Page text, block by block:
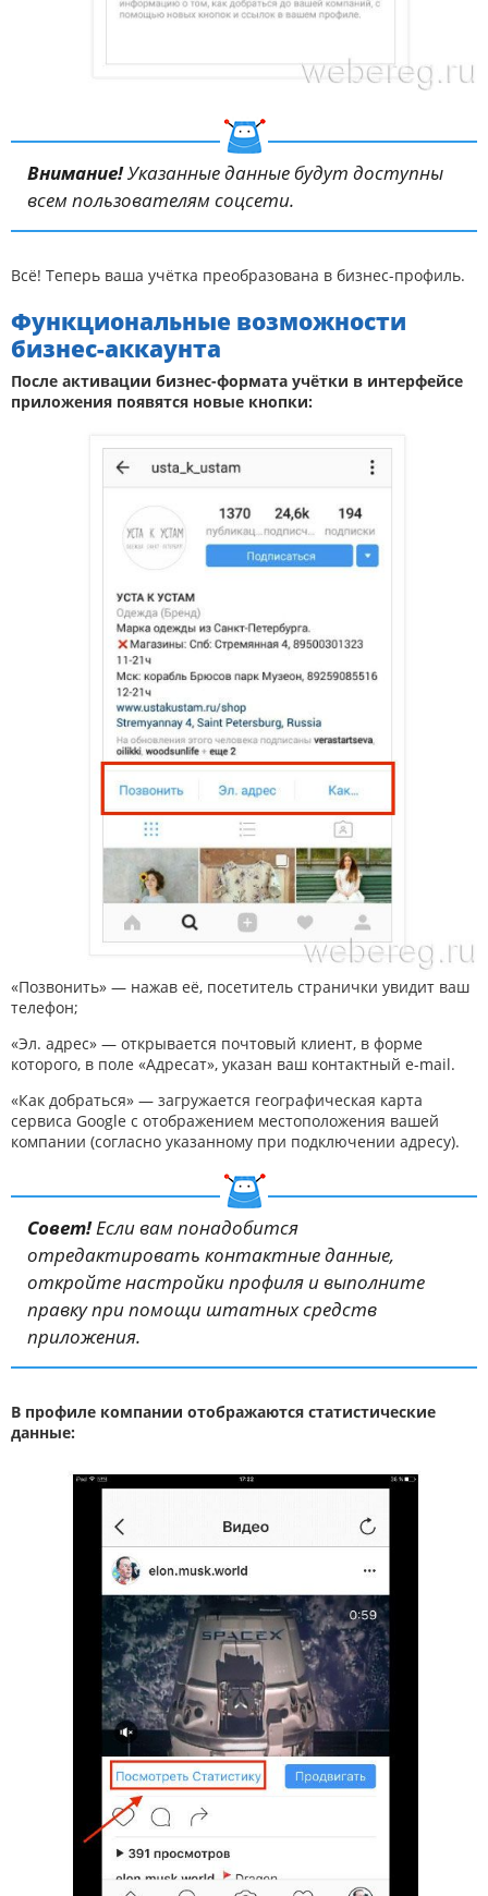
Внимание!Указанные данные будут доступны
всем пользователям соцсети.
Всё! Теперь ваша учётка преобразована в бизнес-профиль.
Функциональные возможности
бизнес-аккаунта
После активации бизнес-формата учётки в интерфейсе
приложения появятся новые кнопки:
«Позвонить» — нажав её, посетитель странички увидит ваш
телефон;
«Эл. адрес» — открывается почтовый клиент, в форме
которого, в поле «Адресат», указан ваш контактный e-mail.
«Как добраться» — загружается географическая карта
сервиса Google с отображением местоположения вашей
компании (согласно указанному при подключении адресу).
Совет!Если вам понадобится
отредактировать контактные данные,
откройте настройки профиля и выполните
правку при помощи штатных средств
приложения.
В профиле компании отображаются статистические
данные: